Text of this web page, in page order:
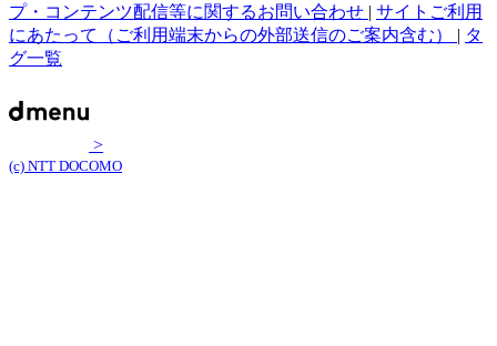
プ・コンテンツ配信等に関するお問い合わせ | サイトご利用
にあたって（ご利用端末からの外部送信のご案内含む） | タ
グ一覧
>
(c) NTT DOCOMO